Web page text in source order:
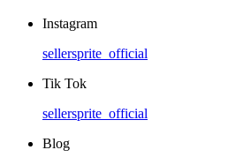
Instagram
sellersprite_official
Tik Tok
sellersprite_official
Blog